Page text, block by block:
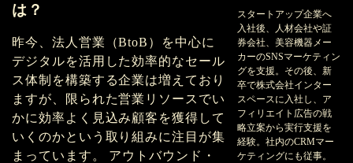
は？
昨今、法人営業（BtoB）を中心に
デジタルを活用した効率的なセール
ス体制を構築する企業は増えており
ますが、限られた営業リソースでい
かに効率よく見込み顧客を獲得して
いくのかという取り組みに注目が集
まっています。 アウトバウンド・
スタートアップ企業へ
入社後、人材会社や証
券会社、美容機器メー
カーのSNSマーケティン
グを支援。その後、新
卒で株式会社インター
スペースに入社し、ア
フィリエイト広告の戦
略立案から実行支援を
経験。社内のCRMマー
ケティングにも従事。